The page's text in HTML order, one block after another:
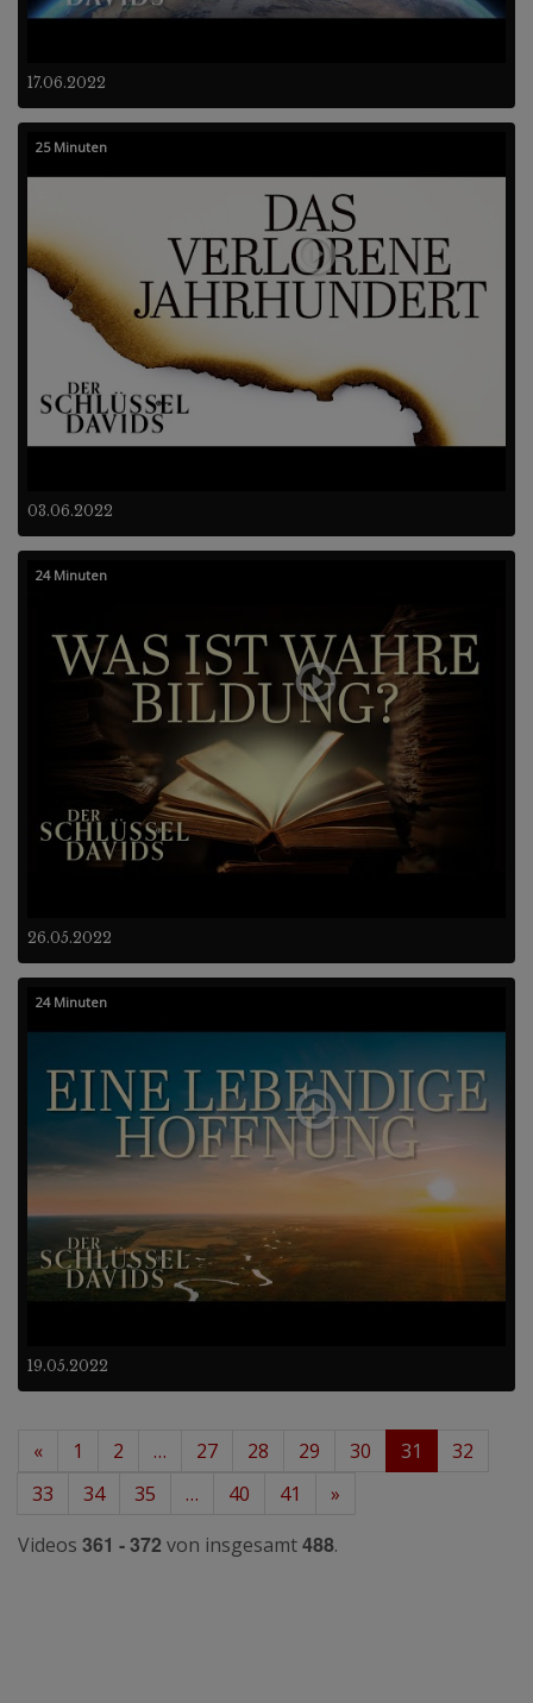
17.06.2022
03.06.2022
25 Minuten
26.05.2022
24 Minuten
19.05.2022
24 Minuten
« 1 2 … 27 28 29 30 31
32
33
34 35 … 40 41
»
Videos 361 - 372 von insgesamt488.